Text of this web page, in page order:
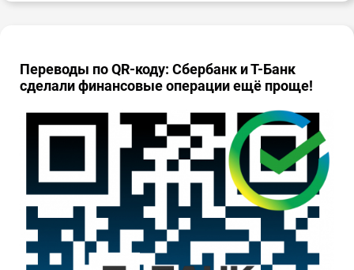
Переводы по QR-коду: Сбербанк и Т-Банк
сделали финансовые операции ещё проще!